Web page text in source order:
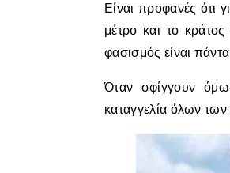
Είναι προφανές ότι
μέτρο και το
φασισμός είναι
Όταν σφίγγουν
καταγγελία όλων